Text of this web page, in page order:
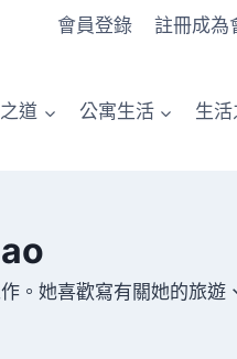
會員登錄 註冊成為
道 公寓生活 生活
。她喜歡寫有關她的旅遊